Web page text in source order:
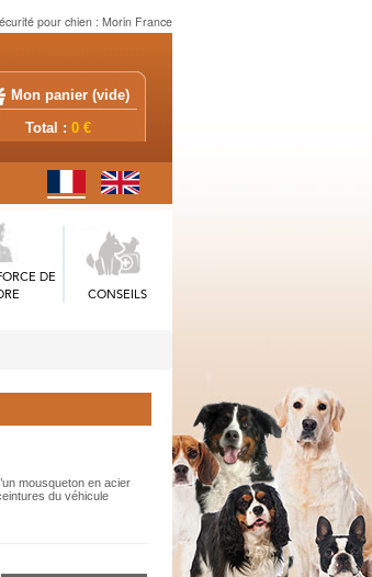
pour chien : Morin France
Mon panier (vide)
Total : 0 €
DE
CONSEILS
mousqueton en acier
du véhicule